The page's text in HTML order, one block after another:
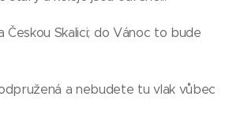
Skalici; do Vánoc to bude
a nebudete tu vlak vůbec